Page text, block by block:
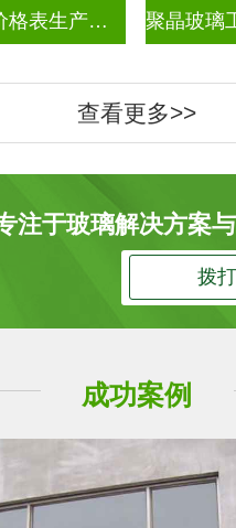
调光玻璃价格表生产电话
查看更多>>
注于玻璃解决方案
拨
成功案例